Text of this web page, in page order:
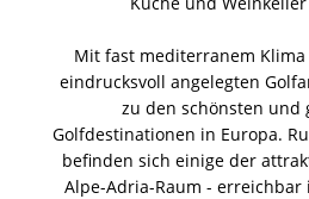
Mit fast mediterranem
eindrucksvoll angelegten
zu den schönsten und
Golfdestinationen in Europa.
befinden sich einige der
Alpe-Adria-Raum -